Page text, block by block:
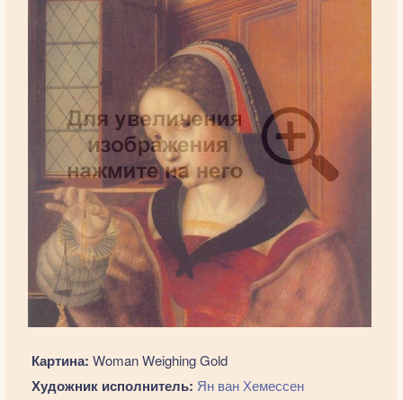
Картина: Woman Weighing Gold
Художник исполнитель: Ян ван Хемессен